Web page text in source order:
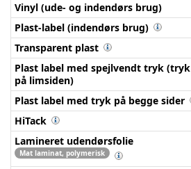
Vinyl (ude- og indendørs brug)
Plast-label (indendørs brug)
Transparent plast
Plast label med spejlvendt tryk (tryk
på limsiden)
Plast label med tryk på begge sider
HiTack
Lamineret udendørsfolie
Mat laminat, polymerisk